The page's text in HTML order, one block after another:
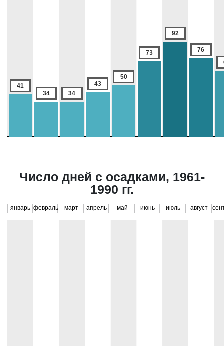
41
34
34
43
50
73
92
76
Число дней с осадками, 1961-
1990 гг.
январь февраль март апрель май июнь июль август